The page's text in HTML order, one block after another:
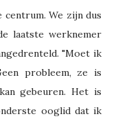
We zijn dus
laatste werknemer
"Moet ik
probleem, ze is
gebeuren. Het is
ooglid dat ik